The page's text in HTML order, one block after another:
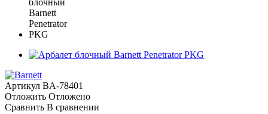
Артикул BA-78401
Отложить Отложено
Сравнить В сравнении